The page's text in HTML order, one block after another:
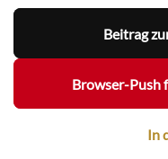
Beitrag
Browser-Push
In